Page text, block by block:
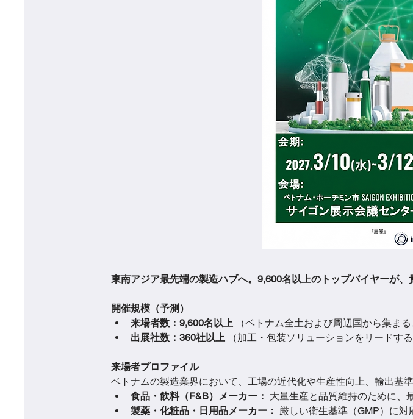
東南アジア最先端の製造ハブへ。9,600名以上のトップバイヤーが、
開催規模（予測）
来場者数：9,600名以上 （ベトナム全土および周辺国から集ま
出展社数：360社以上 （加工・包装ソリューションをリードす
来場者プロファイル
ベトナムの製造業界において、工場の近代化や生産性向上、輸出基
食品・飲料（F&B）メーカー： 大量生産と品質維持のために、
製薬・化粧品・日用品メーカー： 厳しい衛生基準（GMP）に